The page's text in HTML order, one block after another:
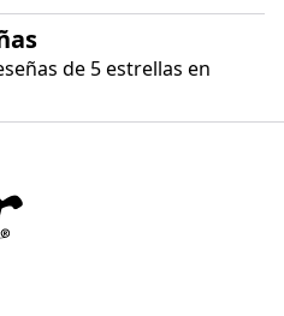
de 5 estrellas en